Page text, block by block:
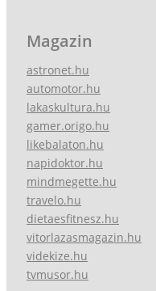
Magazin
astronet.hu
automotor.hu
lakaskultura.hu
gamer.origo.hu
likebalaton.hu
napidoktor.hu
mindmegette.hu
travelo.hu
dietaesfitnesz.hu
vitorlazasmagazin.hu
videkize.hu
tvmusor.hu